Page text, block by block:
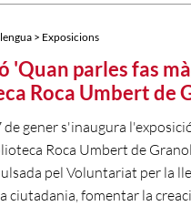
> Exposicions
'Quan parles fas
Roca Umbert de
gener s'inaugura
Roca Umbert de
pel Voluntariat per la
ciutadania, fomentar la